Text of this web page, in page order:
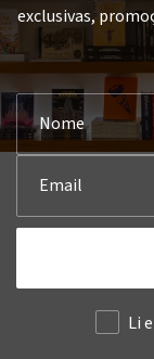
exclusivas,
Li